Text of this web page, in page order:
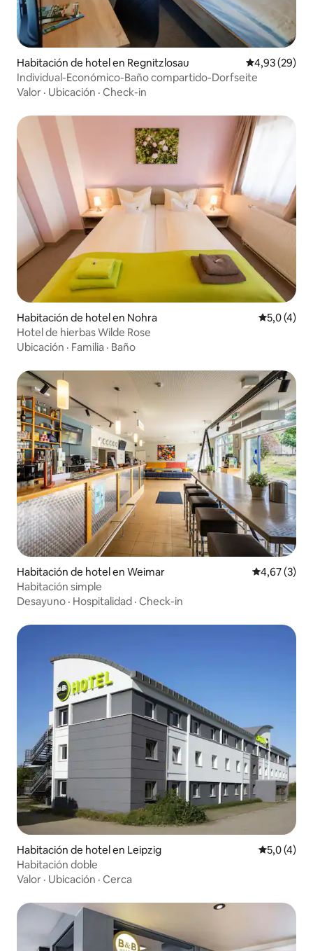
Habitación de hotel en Regnitzlosau Calificación
4,93 (29)
Individual-Económico-Baño compartido-Dorfseite
Valor · Ubicación · Check-in
Habitación de hotel en Nohra
5,0 (4)
Hotel de hierbas Wilde Rose
Ubicación · Familia · Baño
Habitación de hotel en Weimar Calificación
4,67 (3)
Habitación simple
Desayuno · Hospitalidad · Check-in
Habitación de hotel en Leipzig
5,0 (4)
Habitación doble
Valor · Ubicación · Cerca